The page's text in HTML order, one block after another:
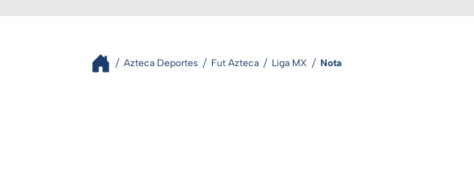
Azteca Deportes Fut Azteca Liga MX Nota